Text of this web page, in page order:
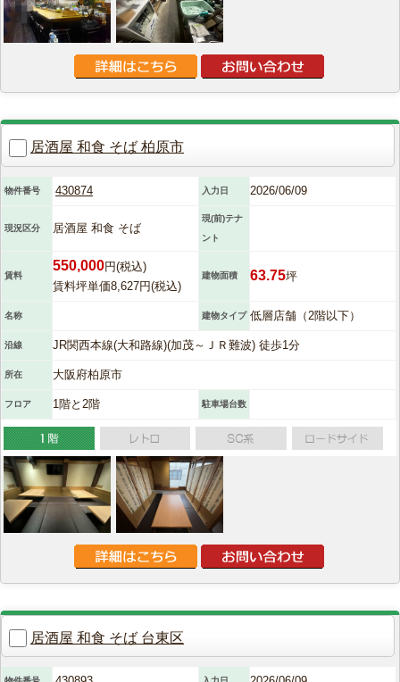
居酒屋 和食 そば 柏原市
物件番号 430874 入力日 2026/06/09
現況区分 居酒屋 和食 そば
現(前)テナ
ント
賃料
550,000円(税込)
賃料坪単価8,627円(税込)
建物面積 63.75坪
名称 建物タイプ 低層店舗（2階以下）
沿線 JR関西本線(大和路線)(加茂～ＪＲ難波) 徒歩1分
所在 大阪府柏原市
フロア 1階と2階 駐車場台数
居酒屋 和食 そば 台東区